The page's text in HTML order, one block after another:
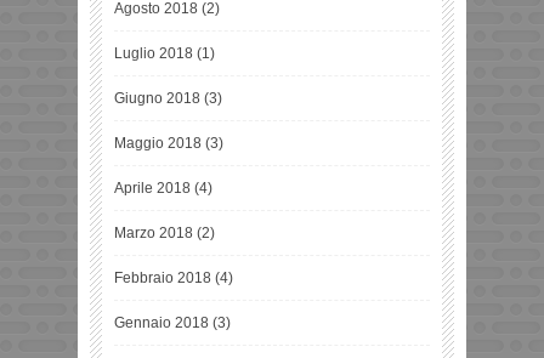
Agosto 2018 (2)
Luglio 2018 (1)
Giugno 2018 (3)
Maggio 2018 (3)
Aprile 2018 (4)
Marzo 2018 (2)
Febbraio 2018 (4)
Gennaio 2018 (3)